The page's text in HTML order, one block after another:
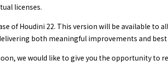
licenses.
of Houdini 22. This version will be available to
both meaningful improvements and
we would like to give you the opportunity to